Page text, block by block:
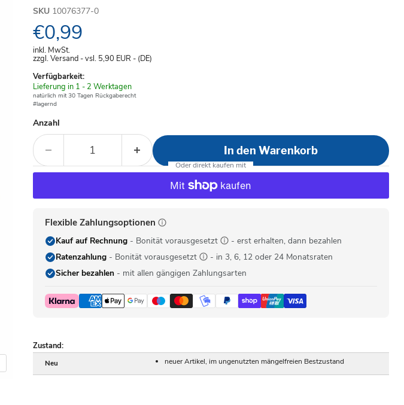
SKU 10076377-0
Aktueller Preis
€0,99
inkl. MwSt.
zzgl. Versand - vsl. 5,90 EUR - (DE)
Verfügbarkeit:
Verfügbar
-
Lieferung in 1 - 2 Werktagen
natürlich mit 30 Tagen Rückgaberecht
#lagernd
Anzahl
In den Warenkorb
Flexible Zahlungsoptionen
Kauf auf Rechnung- Bonität vorausgesetzt
- erst erhalten, dann bezahlen
Ratenzahlung- Bonität vorausgesetzt
- in 3, 6, 12 oder 24 Monatsraten
Sicher bezahlen- mit allen gängigen Zahlungsarten
Zustand:
Neu neuer Artikel, im ungenutzten mängelfreien Bestzustand